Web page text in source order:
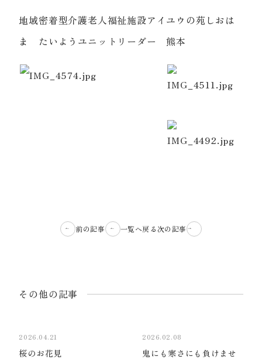
地域密着型介護老人福祉施設アイユウの苑しおは
ま たいようユニットリーダー 熊本
前の記事 一覧へ戻る次の記事
その他の記事
2026.04.21
桜のお花見
2026.02.08
鬼にも寒さにも負けませ